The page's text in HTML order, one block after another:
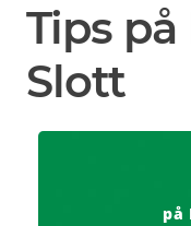
Tips
Slott
på